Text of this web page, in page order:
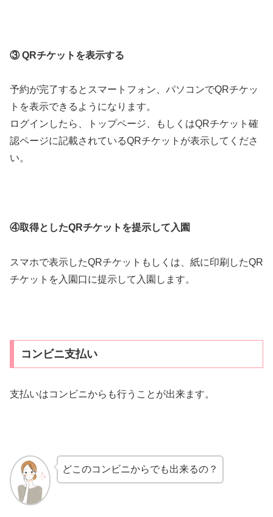
③ QRチケットを表示する
予約が完了するとスマートフォン、パソコンでQRチケッ
トを表示できるようになります。
ログインしたら、トップページ、もしくはQRチケット確
認ページに記載されているQRチケットが表示してくださ
い。
④取得としたQRチケットを提示して入園
スマホで表示したQRチケットもしくは、紙に印刷したQR
チケットを入園口に提示して入園します。
コンビニ支払い
支払いはコンビニからも行うことが出来ます。
どこのコンビニからでも出来るの？